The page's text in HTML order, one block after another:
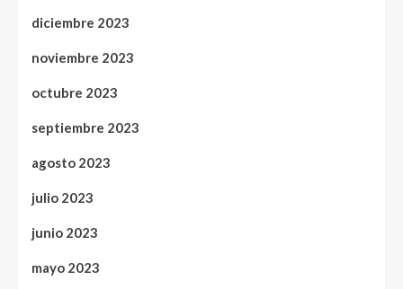
diciembre 2023
noviembre 2023
octubre 2023
septiembre 2023
agosto 2023
julio 2023
junio 2023
mayo 2023